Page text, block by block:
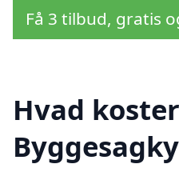
Få 3 tilbud, gratis
Hvad